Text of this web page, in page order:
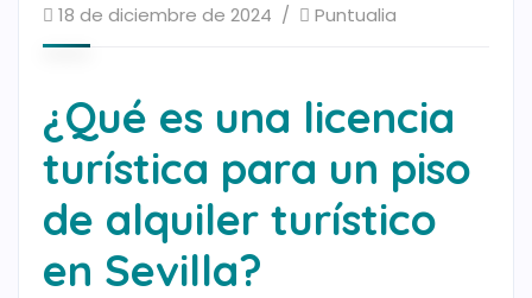
18 de diciembre de 2024 Puntualia
¿Qué es una licencia
turística para un piso
de alquiler turístico
en Sevilla?